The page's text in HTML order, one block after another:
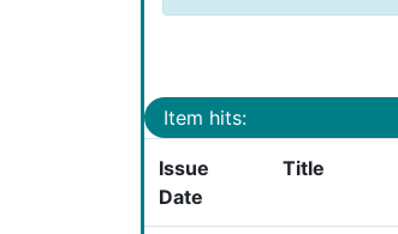
Item hits:
Issue
Date
Title